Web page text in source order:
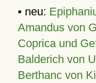
• neu:
Amandus von
Coprica und
Balderich von
Berthanc von